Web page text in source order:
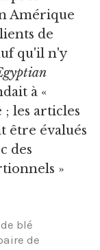
Amérique
de
qu'il n'y
à «
les articles
être évalués
des
»
blé
de